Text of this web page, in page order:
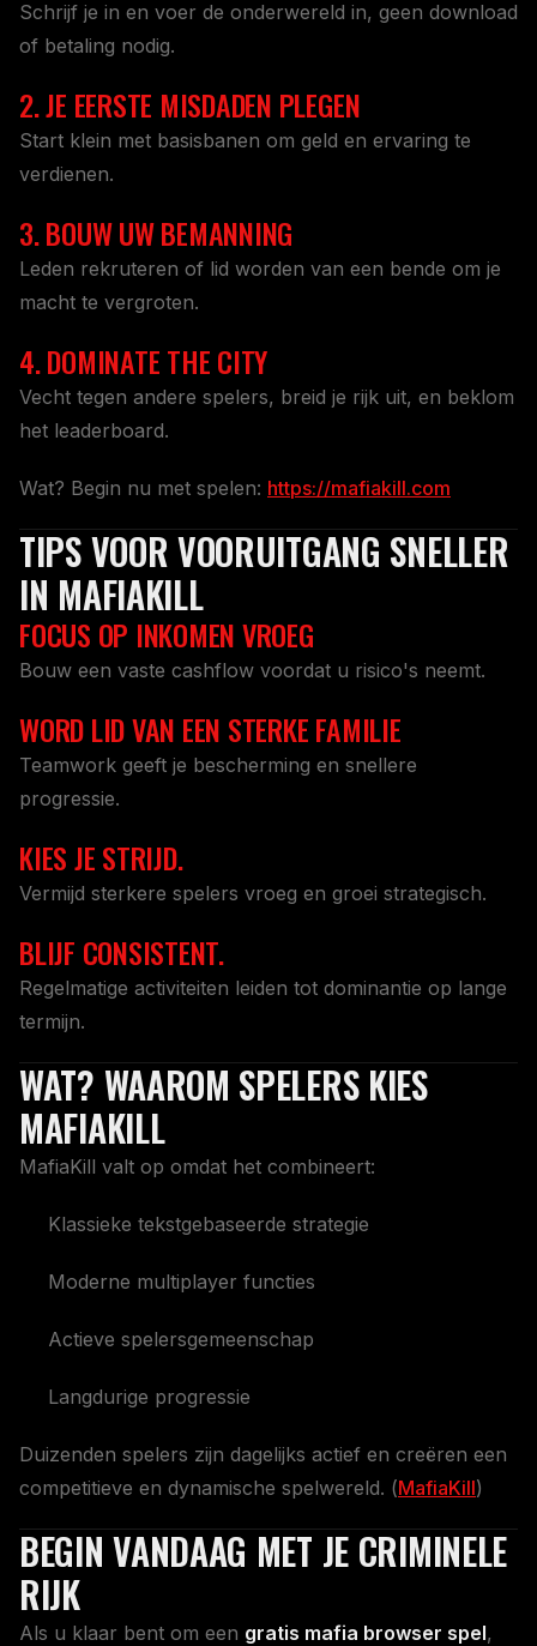
Schrijf je in en voer de onderwereld in, geen download
of betaling nodig.
2. JE EERSTE MISDADEN PLEGEN
Start klein met basisbanen om geld en ervaring te
verdienen.
3. BOUW UW BEMANNING
Leden rekruteren of lid worden van een bende om je
macht te vergroten.
4. DOMINATE THE CITY
Vecht tegen andere spelers, breid je rijk uit, en beklom
het leaderboard.
Wat? Begin nu met spelen: https://mafiakill.com
TIPS VOOR VOORUITGANG SNELLER
IN MAFIAKILL
FOCUS OP INKOMEN VROEG
Bouw een vaste cashflow voordat u risico's neemt.
WORD LID VAN EEN STERKE FAMILIE
Teamwork geeft je bescherming en snellere
progressie.
KIES JE STRIJD.
Vermijd sterkere spelers vroeg en groei strategisch.
BLIJF CONSISTENT.
Regelmatige activiteiten leiden tot dominantie op lange
termijn.
WAT? WAAROM SPELERS KIES
MAFIAKILL
MafiaKill valt op omdat het combineert:
Klassieke tekstgebaseerde strategie
Moderne multiplayer functies
Actieve spelersgemeenschap
Langdurige progressie
Duizenden spelers zijn dagelijks actief en creëren een
competitieve en dynamische spelwereld. (MafiaKill)
BEGIN VANDAAG MET JE CRIMINELE
RIJK
Als u klaar bent om een gratis mafia browser spel,